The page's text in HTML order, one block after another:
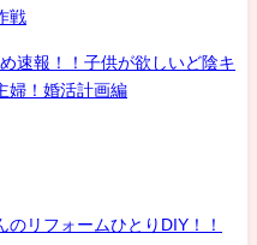
戦
速報！！子供が欲しいど陰キ
婦！婚活計画編
リフォームひとりDIY！！